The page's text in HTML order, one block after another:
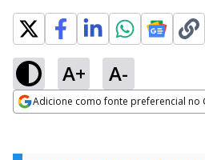
A+ A-
Adicione como fonte preferencial no